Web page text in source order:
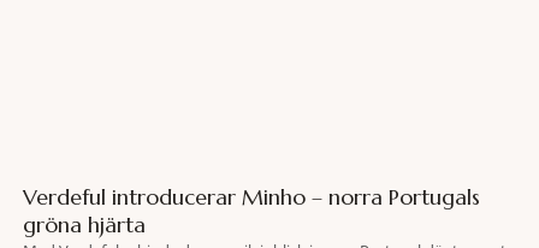
Verdeful introducerar Minho – norra Portugals
gröna hjärta